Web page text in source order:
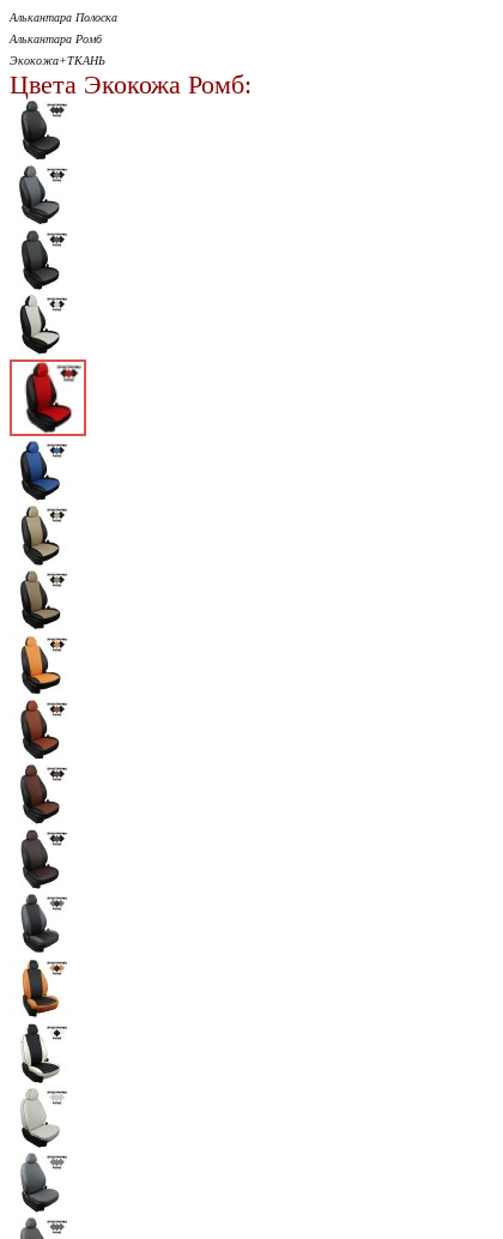
Алькантара Полоска
Алькантара Ромб
Экокожа+ТКАНЬ
Цвета Экокожа Ромб: